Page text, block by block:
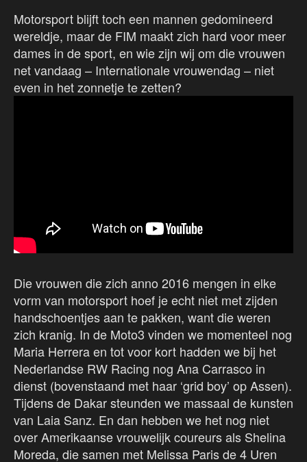
Motorsport blijft toch een mannen gedomineerd
wereldje, maar de FIM maakt zich hard voor meer
dames in de sport, en wie zijn wij om die vrouwen
net vandaag – Internationale vrouwendag – niet
even in het zonnetje te zetten?
Die vrouwen die zich anno 2016 mengen in elke
vorm van motorsport hoef je echt niet met zijden
handschoentjes aan te pakken, want die weren
zich kranig. In de Moto3 vinden we momenteel nog
Maria Herrera en tot voor kort hadden we bij het
Nederlandse RW Racing nog Ana Carrasco in
dienst (bovenstaand met haar ‘grid boy’ op Assen).
Tijdens de Dakar steunden we massaal de kunsten
van Laia Sanz. En dan hebben we het nog niet
over Amerikaanse vrouwelijk coureurs als Shelina
Moreda, die samen met Melissa Paris de 4 Uren